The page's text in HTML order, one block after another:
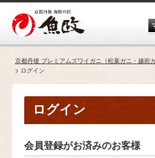
京都丹後 プレミアムズワイガニ（松葉ガニ・越前
ログイン
ログイン
会員登録がお済みのお客様